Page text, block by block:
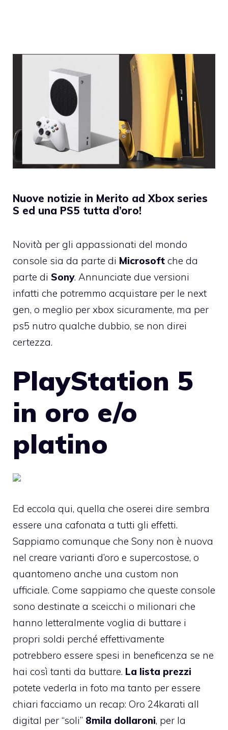
Nuove notizie in Merito ad Xbox series
S ed una PS5 tutta d’oro!
Novità per gli appassionati del mondo
console sia da parte di Microsoft che da
parte di Sony. Annunciate due versioni
infatti che potremmo acquistare per le next
gen, o meglio per xbox sicuramente, ma per
ps5 nutro qualche dubbio, se non direi
certezza.
PlayStation 5
in oro e/o
platino
Ed eccola qui, quella che oserei dire sembra
essere una cafonata a tutti gli effetti.
Sappiamo comunque che Sony non è nuova
nel creare varianti d’oro e supercostose, o
quantomeno anche una custom non
ufficiale. Come sappiamo che queste console
sono destinate a sceicchi o milionari che
hanno letteralmente voglia di buttare i
propri soldi perché effettivamente
potrebbero essere spesi in beneficenza se ne
hai così tanti da buttare. La lista prezzi
potete vederla in foto ma tanto per essere
chiari facciamo un recap: Oro 24karati all
digital per “soli” 8mila dollaroni, per la